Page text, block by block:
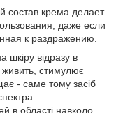
состав крема делает
даже если
к раздражению.
відразу в
живить, стимулює
- саме тому засіб
в області навколо